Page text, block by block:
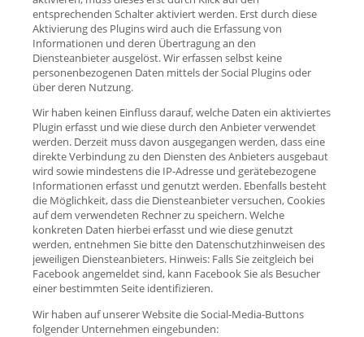
entsprechenden Schalter aktiviert werden. Erst durch diese
Aktivierung des Plugins wird auch die Erfassung von
Informationen und deren Übertragung an den
Diensteanbieter ausgelöst. Wir erfassen selbst keine
personenbezogenen Daten mittels der Social Plugins oder
über deren Nutzung.
Wir haben keinen Einfluss darauf, welche Daten ein aktiviertes
Plugin erfasst und wie diese durch den Anbieter verwendet
werden. Derzeit muss davon ausgegangen werden, dass eine
direkte Verbindung zu den Diensten des Anbieters ausgebaut
wird sowie mindestens die IP-Adresse und gerätebezogene
Informationen erfasst und genutzt werden. Ebenfalls besteht
die Möglichkeit, dass die Diensteanbieter versuchen, Cookies
auf dem verwendeten Rechner zu speichern. Welche
konkreten Daten hierbei erfasst und wie diese genutzt
werden, entnehmen Sie bitte den Datenschutzhinweisen des
jeweiligen Diensteanbieters. Hinweis: Falls Sie zeitgleich bei
Facebook angemeldet sind, kann Facebook Sie als Besucher
einer bestimmten Seite identifizieren.
Wir haben auf unserer Website die Social-Media-Buttons
folgender Unternehmen eingebunden: